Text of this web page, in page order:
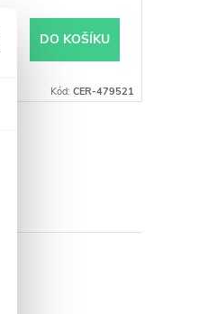
DO KOŠÍKU
Kód: CER-479521